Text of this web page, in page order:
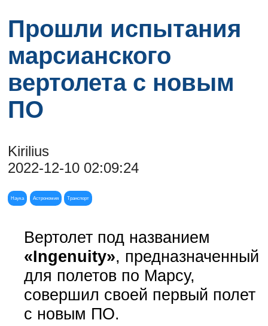
Прошли испытания
марсианского
вертолета с новым
ПО
Kirilius
2022-12-10 02:09:24
Наука Астрономия Транспорт
Вертолет под названием
«Ingenuity», предназначенный
для полетов по Марсу,
совершил своей первый полет
с новым ПО.